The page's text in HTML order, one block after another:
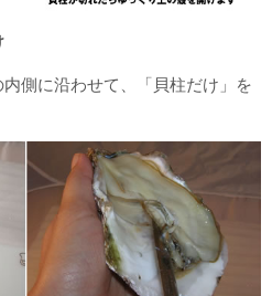
側に沿わせて、「貝柱だけ」を